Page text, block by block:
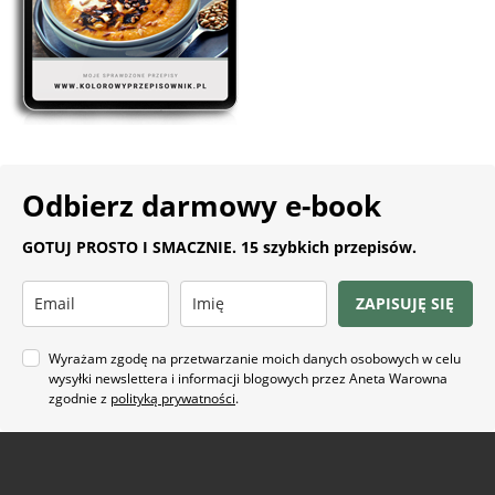
Odbierz darmowy e-book
GOTUJ PROSTO I SMACZNIE. 15 szybkich przepisów.
ZAPISUJĘ SIĘ
Wyrażam zgodę na przetwarzanie moich danych osobowych w celu
wysyłki newslettera i informacji blogowych przez Aneta Warowna
zgodnie z polityką prywatności.